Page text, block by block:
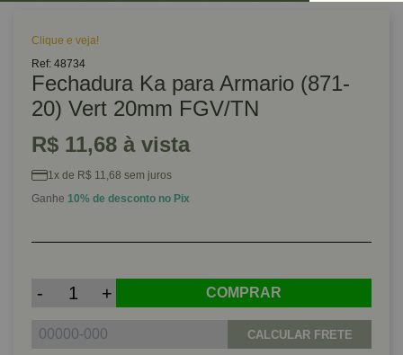
Clique e veja!
Ref: 48734
Fechadura Ka para Armario (871-
20) Vert 20mm FGV/TN
R$ 11,68 à vista
1x de R$ 11,68 sem juros
Ganhe 10% de desconto no Pix
- + COMPRAR
CALCULAR FRETE